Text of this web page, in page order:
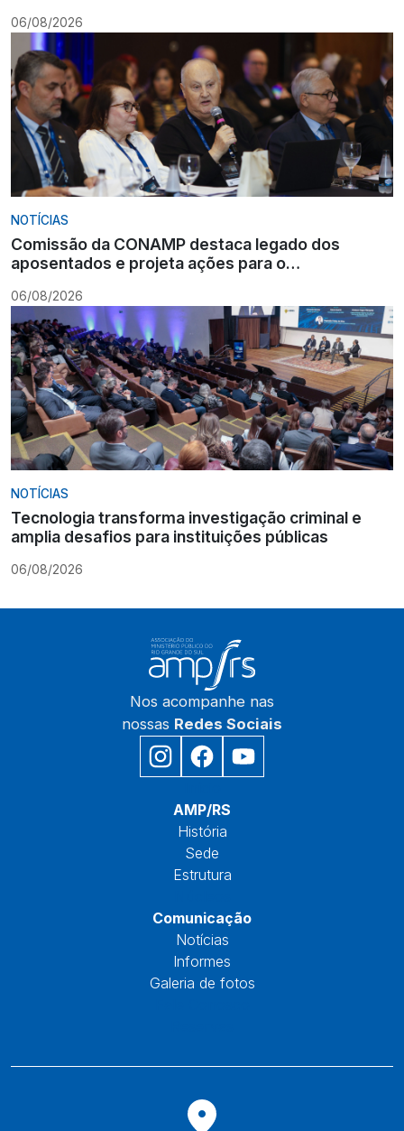
06/08/2026
NOTÍCIAS
Comissão da CONAMP destaca legado dos
aposentados e projeta ações para o
06/08/2026
NOTÍCIAS
Tecnologia transforma investigação criminal e
amplia desafios para instituições públicas
06/08/2026
Nos acompanhe nas
nossas Redes Sociais
AMP/RS
História
Sede
Estrutura
Comunicação
Notícias
Informes
Galeria de fotos